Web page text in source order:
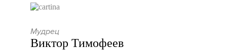
Мудрец
Виктор Тимофеев